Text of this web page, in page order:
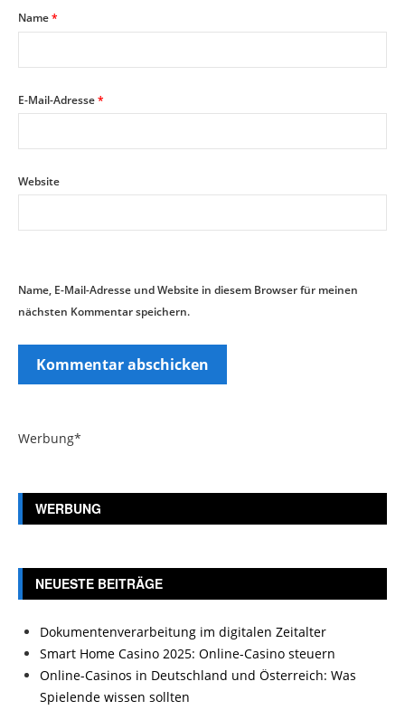
Name*
E-Mail-Adresse*
Website
Name, E-Mail-Adresse und Website in diesem Browser für meinen
nächsten Kommentar speichern.
Werbung*
WERBUNG
NEUESTE BEITRÄGE
Dokumentenverarbeitung im digitalen Zeitalter
Smart Home Casino 2025: Online-Casino steuern
Online-Casinos in Deutschland und Österreich: Was
Spielende wissen sollten